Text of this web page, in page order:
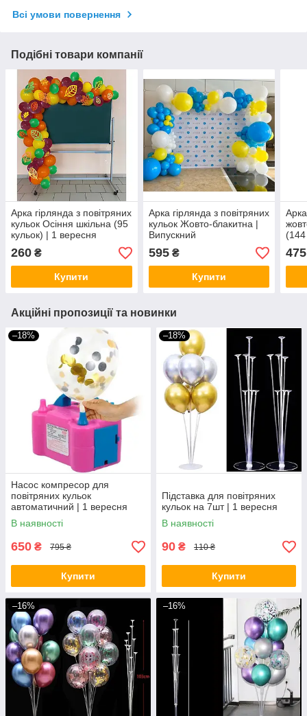
Всі умови повернення
Подібні товари компанії
Арка гірлянда з повітряних
кульок Осіння шкільна (95
кульок) | 1 вересня
260 ₴
Купити
Арка гірлянда з повітряних
кульок Жовто-блакитна |
Випускний
595₴
Купити
475
Акційні пропозиції та новинки
–18%
Насос компресор для
повітряних кульок
автоматичний | 1 вересня
В наявності
650 ₴ 795 ₴
Купити
–18%
Підставка для повітряних
кульок на 7шт | 1 вересня
В наявності
90 ₴ 110 ₴
Купити
–16% –16%